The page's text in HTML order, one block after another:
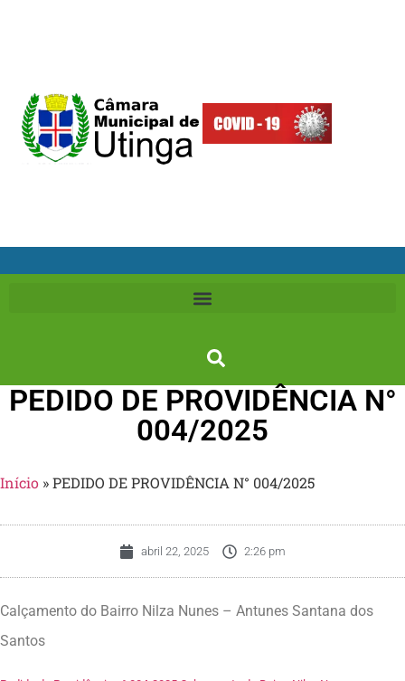
PEDIDO DE PROVIDÊNCIA N°
004/2025
Início »PEDIDO DE PROVIDÊNCIA N° 004/2025
abril 22, 2025 2:26 pm
Calçamento do Bairro Nilza Nunes – Antunes Santana dos
Santos